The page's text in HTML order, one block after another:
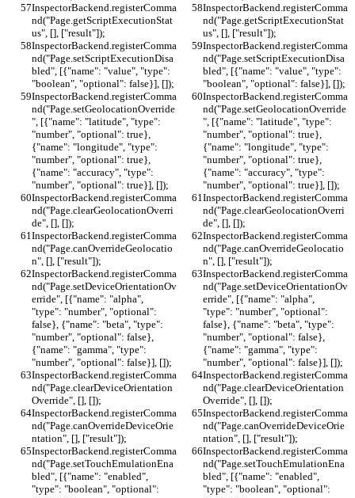
InspectorBackend.registerComma
nd("Page.getScriptExecutionStat
us", [], ["result"]);
InspectorBackend.registerComma
nd("Page.getScriptExecutionStat
us", [], ["result"]);
InspectorBackend.registerComma
nd("Page.setScriptExecutionDisa
bled", [{"name": "value", "type":
"boolean", "optional": false}], []);
InspectorBackend.registerComma
nd("Page.setScriptExecutionDisa
bled", [{"name": "value", "type":
"boolean", "optional": false}], []);
InspectorBackend.registerComma
nd("Page.setGeolocationOverride
", [{"name": "latitude", "type":
"number", "optional": true},
{"name": "longitude", "type":
"number", "optional": true},
{"name": "accuracy", "type":
"number", "optional": true}], []);
InspectorBackend.registerComma
nd("Page.setGeolocationOverride
", [{"name": "latitude", "type":
"number", "optional": true},
{"name": "longitude", "type":
"number", "optional": true},
{"name": "accuracy", "type":
"number", "optional": true}], []);
InspectorBackend.registerComma
nd("Page.clearGeolocationOverri
de", [], []);
InspectorBackend.registerComma
nd("Page.clearGeolocationOverri
de", [], []);
InspectorBackend.registerComma
nd("Page.canOverrideGeolocatio
n", [], ["result"]);
InspectorBackend.registerComma
nd("Page.canOverrideGeolocatio
n", [], ["result"]);
InspectorBackend.registerComma
nd("Page.setDeviceOrientationOv
erride", [{"name": "alpha",
"type": "number", "optional":
false}, {"name": "beta", "type":
"number", "optional": false},
{"name": "gamma", "type":
"number", "optional": false}], []);
InspectorBackend.registerComma
nd("Page.setDeviceOrientationOv
erride", [{"name": "alpha",
"type": "number", "optional":
false}, {"name": "beta", "type":
"number", "optional": false},
{"name": "gamma", "type":
"number", "optional": false}], []);
InspectorBackend.registerComma
nd("Page.clearDeviceOrientation
Override", [], []);
InspectorBackend.registerComma
nd("Page.clearDeviceOrientation
Override", [], []);
InspectorBackend.registerComma
nd("Page.canOverrideDeviceOrie
ntation", [], ["result"]);
InspectorBackend.registerComma
nd("Page.canOverrideDeviceOrie
ntation", [], ["result"]);
InspectorBackend.registerComma
nd("Page.setTouchEmulationEna
bled", [{"name": "enabled",
"type": "boolean", "optional":
InspectorBackend.registerComma
nd("Page.setTouchEmulationEna
bled", [{"name": "enabled",
"type": "boolean", "optional":